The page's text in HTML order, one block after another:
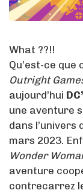
What ??!!
Qu’est-ce que
Outright
aujourd’hui
une aventure
dans l’univers
mars 2023.
Wonder
aventure
contrecarrez